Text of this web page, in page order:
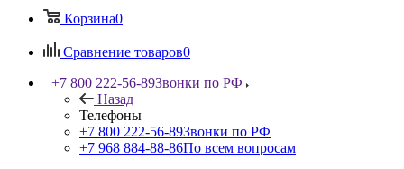
Корзина0
Сравнение товаров0
+7 800 222-56-89Звонки по РФ
Назад
Телефоны
+7 800 222-56-89Звонки по РФ
+7 968 884-88-86По всем вопросам